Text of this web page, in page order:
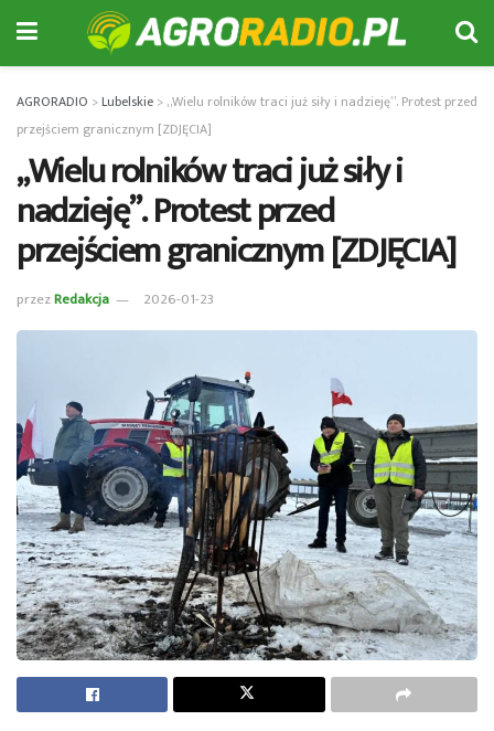
AGRORADIO >Lubelskie > „Wielu rolników traci już siły i nadzieję”. Protest przed
przejściem granicznym [ZDJĘCIA]
„Wielu rolników traci już siły i
nadzieję”. Protest przed
przejściem granicznym [ZDJĘCIA]
przezRedakcja 2026-01-23